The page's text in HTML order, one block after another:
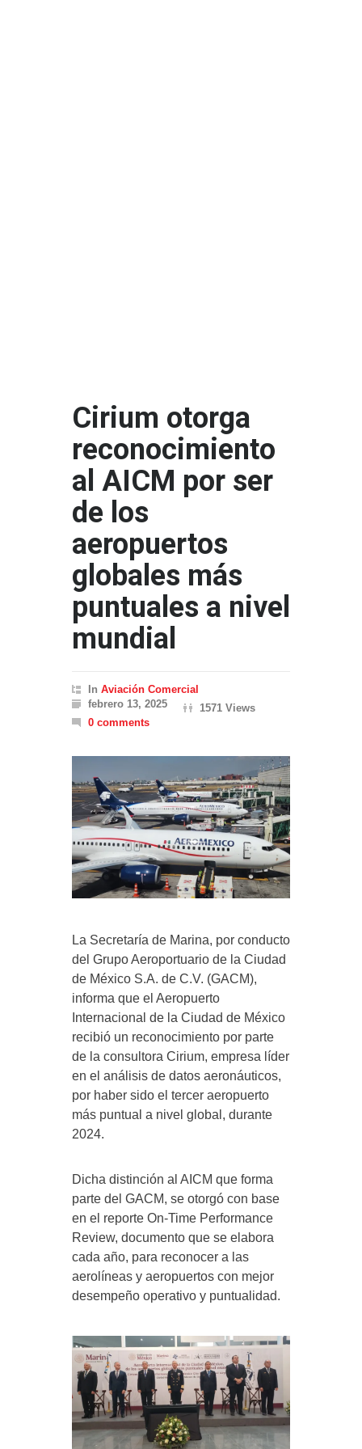
Cirium otorga
reconocimiento
al AICM por ser
de los
aeropuertos
globales más
puntuales a nivel
mundial
In Aviación Comercial
febrero 13, 2025
1571 Views
0 comments
La Secretaría de Marina, por conducto
del Grupo Aeroportuario de la Ciudad
de México S.A. de C.V. (GACM),
informa que el Aeropuerto
Internacional de la Ciudad de México
recibió un reconocimiento por parte
de la consultora Cirium, empresa líder
en el análisis de datos aeronáuticos,
por haber sido el tercer aeropuerto
más puntual a nivel global, durante
2024.
Dicha distinción al AICM que forma
parte del GACM, se otorgó con base
en el reporte On-Time Performance
Review, documento que se elabora
cada año, para reconocer a las
aerolíneas y aeropuertos con mejor
desempeño operativo y puntualidad.